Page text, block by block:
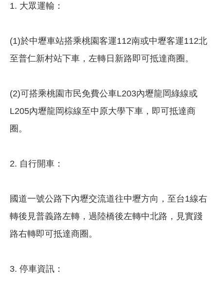
1. 大眾運輸：
(1)於中壢車站搭乘桃園客運112南或中壢客運112北
至普仁新村站下車，左轉日新路即可抵達商圈。
(2)可搭乘桃園市民免費公車L203內壢龍岡綠線或
L205內壢龍岡棕線至中原大學下車，即可抵達商
圈。
2. 自行開車：
國道一號公路下內壢交流道往中壢方向，至台1線右
轉後見普義路左轉，過陸橋後左轉中北路，見實踐
路右轉即可抵達商圈。
3. 停車資訊：